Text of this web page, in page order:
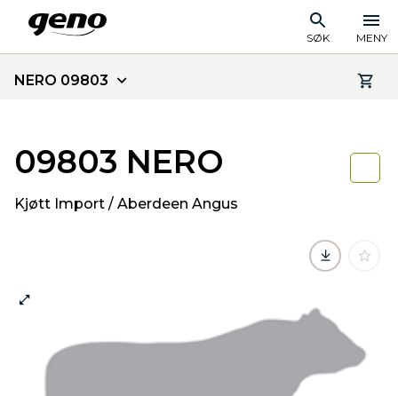
SØK MENY
NERO 09803
09803 NERO
Kjøtt Import / Aberdeen Angus